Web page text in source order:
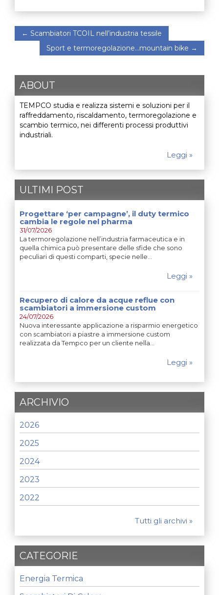
← Scambiatori TCOIL nell’industria tessile
Sport e termoregolazione…mountain bike →
ABOUT
TEMPCO studia e realizza sistemi e soluzioni per il
raffreddamento, riscaldamento, termoregolazione e
scambio termico, nei differenti processi produttivi
industriali.
Leggi »
ULTIMI POST
Progettare ‘per campagne’, il duty termico
cambia le regole nel pharma
31/07/2026
La termoregolazione nell’industria farmaceutica e in
quella chimica può presentare delle sfide che sono
peculiari di questi comparti, specie nelle…
Leggi »
Recupero di calore da acque reflue con
scambiatori a immersione custom
24/07/2026
Nuova interessante applicazione a risparmio energetico
con scambiatori a piastre a immersione custom
realizzata da Tempco per un cliente nella…
Leggi »
ARCHIVIO
2026
2025
2024
2023
2022
Tutti gli archivi »
CATEGORIE
Energia Termica